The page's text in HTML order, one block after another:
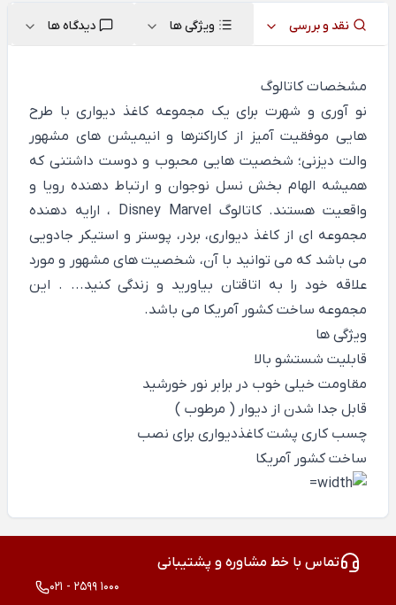
نقد و بررسی ویژگی ها دیدگاه ها
مشخصات کاتالوگ
نو آوری و شهرت برای یک مجموعه کاغذ دیواری با طرح
هایی موفقیت آمیز از کاراکترها و انیمیشن های مشهور
والت دیزنی؛ شخصیت هایی محبوب و دوست داشتنی که
همیشه الهام بخش نسل نوجوان و ارتباط دهنده رویا و
واقعیت هستند. کاتالوگ Disney Marvel ، ارایه دهنده
مجموعه ای از کاغذ دیواری، بردر، پوستر و استیکر جادویی
می باشد که می توانید با آن، شخصیت های مشهور و مورد
علاقه خود را به اتاقتان بیاورید و زندگی کنید... . این
مجموعه ساخت کشور آمریکا می باشد.
ویژگی ها
قابلیت شستشو بالا
مقاومت خیلی خوب در برابر نور خورشید
قابل جدا شدن از دیوار ( مرطوب )
چسب کاری پشت کاغذدیواری برای نصب
ساخت کشور آمریکا
تماس با خط مشاوره و پشتیبانی
021 - 2599 1000